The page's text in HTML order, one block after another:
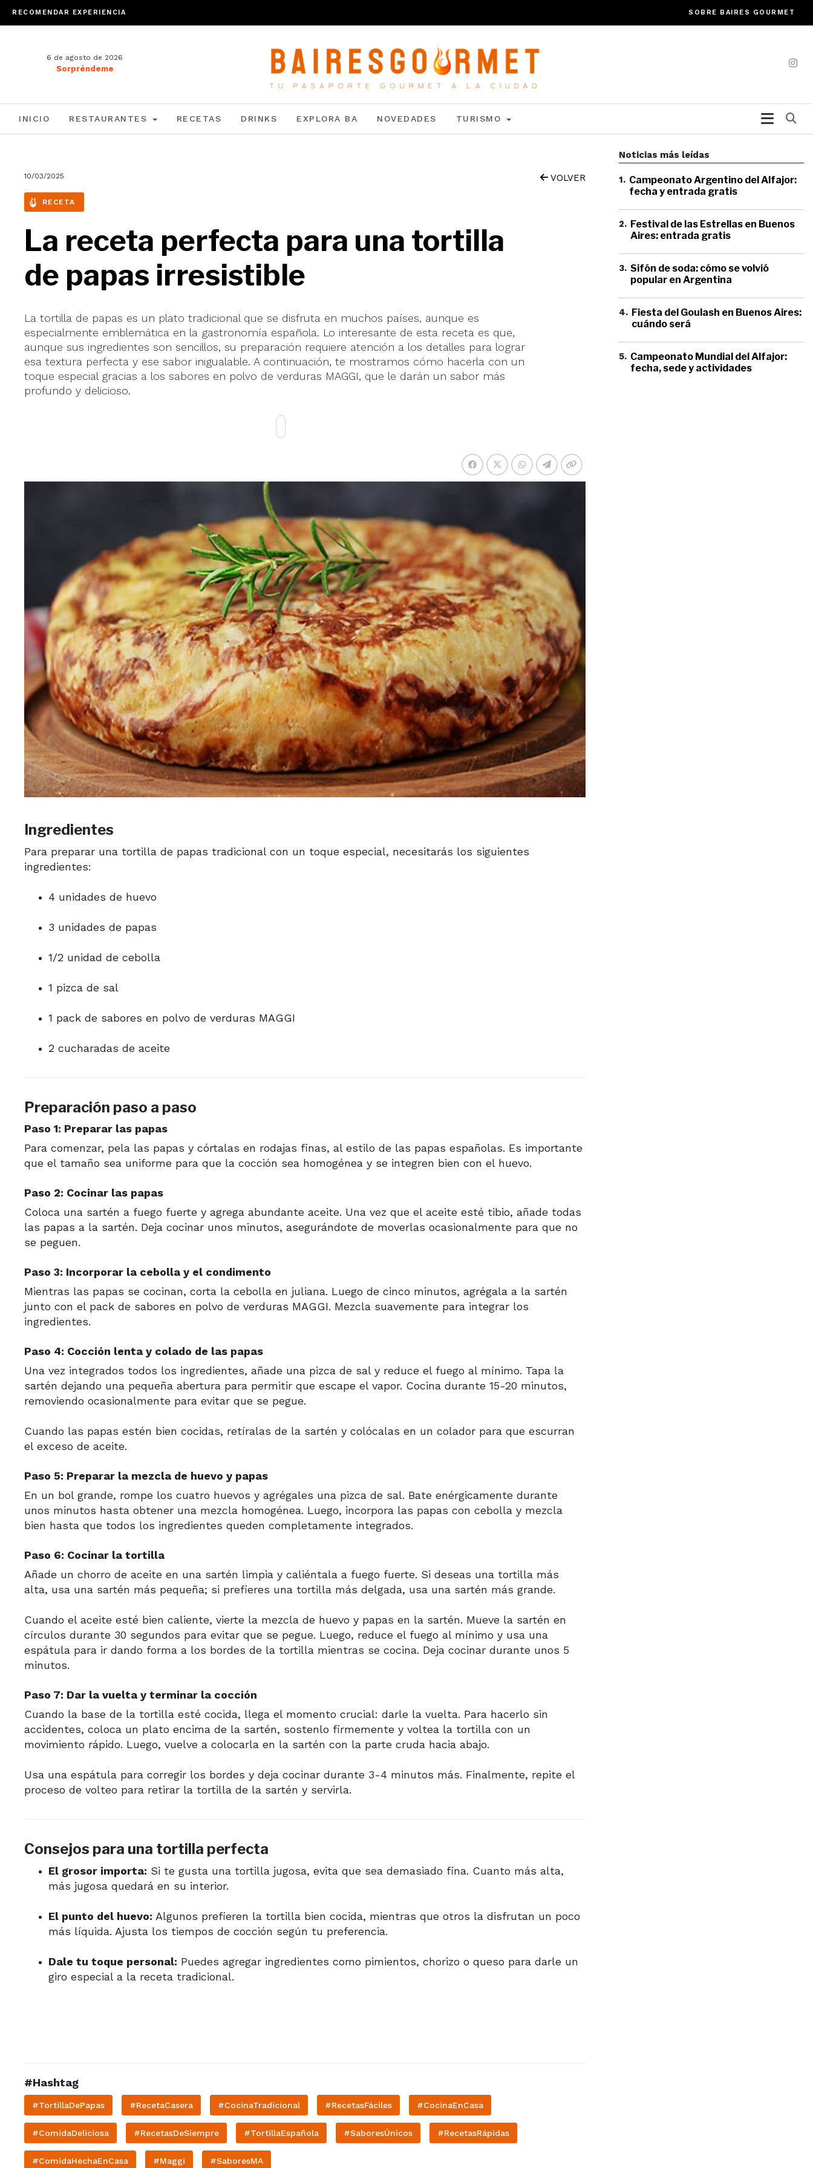
RECOMENDAR EXPERIENCIA SOBRE BAIRES GOURMET
6 de agosto de 2026
Sorpréndeme
INICIO RESTAURANTES RECETAS DRINKS EXPLORA BA NOVEDADES TURISMO
10/03/2025 VOLVER
RECETA
La receta perfecta para una tortilla
de papas irresistible
La tortilla de papas es un plato tradicional que se disfruta en muchos países, aunque es
especialmente emblemática en la gastronomía española. Lo interesante de esta receta es que,
aunque sus ingredientes son sencillos, su preparación requiere atención a los detalles para lograr
esa textura perfecta y ese sabor inigualable. A continuación, te mostramos cómo hacerla con un
toque especial gracias a los sabores en polvo de verduras MAGGI, que le darán un sabor más
profundo y delicioso.
Ingredientes
Para preparar una tortilla de papas tradicional con un toque especial, necesitarás los siguientes
ingredientes:
4 unidades de huevo
3 unidades de papas
1/2 unidad de cebolla
1 pizca de sal
1 pack de sabores en polvo de verduras MAGGI
2 cucharadas de aceite
Preparación paso a paso
Paso 1: Preparar las papas
Para comenzar, pela las papas y córtalas en rodajas finas, al estilo de las papas españolas. Es importante
que el tamaño sea uniforme para que la cocción sea homogénea y se integren bien con el huevo.
Paso 2: Cocinar las papas
Coloca una sartén a fuego fuerte y agrega abundante aceite. Una vez que el aceite esté tibio, añade todas
las papas a la sartén. Deja cocinar unos minutos, asegurándote de moverlas ocasionalmente para que no
se peguen.
Paso 3: Incorporar la cebolla y el condimento
Mientras las papas se cocinan, corta la cebolla en juliana. Luego de cinco minutos, agrégala a la sartén
junto con el pack de sabores en polvo de verduras MAGGI. Mezcla suavemente para integrar los
ingredientes.
Paso 4: Cocción lenta y colado de las papas
Una vez integrados todos los ingredientes, añade una pizca de sal y reduce el fuego al mínimo. Tapa la
sartén dejando una pequeña abertura para permitir que escape el vapor. Cocina durante 15-20 minutos,
removiendo ocasionalmente para evitar que se pegue.
Cuando las papas estén bien cocidas, retíralas de la sartén y colócalas en un colador para que escurran
el exceso de aceite.
Paso 5: Preparar la mezcla de huevo y papas
En un bol grande, rompe los cuatro huevos y agrégales una pizca de sal. Bate enérgicamente durante
unos minutos hasta obtener una mezcla homogénea. Luego, incorpora las papas con cebolla y mezcla
bien hasta que todos los ingredientes queden completamente integrados.
Paso 6: Cocinar la tortilla
Añade un chorro de aceite en una sartén limpia y caliéntala a fuego fuerte. Si deseas una tortilla más
alta, usa una sartén más pequeña; si prefieres una tortilla más delgada, usa una sartén más grande.
Cuando el aceite esté bien caliente, vierte la mezcla de huevo y papas en la sartén. Mueve la sartén en
círculos durante 30 segundos para evitar que se pegue. Luego, reduce el fuego al mínimo y usa una
espátula para ir dando forma a los bordes de la tortilla mientras se cocina. Deja cocinar durante unos 5
minutos.
Paso 7: Dar la vuelta y terminar la cocción
Cuando la base de la tortilla esté cocida, llega el momento crucial: darle la vuelta. Para hacerlo sin
accidentes, coloca un plato encima de la sartén, sostenlo firmemente y voltea la tortilla con un
movimiento rápido. Luego, vuelve a colocarla en la sartén con la parte cruda hacia abajo.
Usa una espátula para corregir los bordes y deja cocinar durante 3-4 minutos más. Finalmente, repite el
proceso de volteo para retirar la tortilla de la sartén y servirla.
Consejos para una tortilla perfecta
El grosor importa: Si te gusta una tortilla jugosa, evita que sea demasiado fina. Cuanto más alta,
más jugosa quedará en su interior.
El punto del huevo: Algunos prefieren la tortilla bien cocida, mientras que otros la disfrutan un poco
más líquida. Ajusta los tiempos de cocción según tu preferencia.
Dale tu toque personal: Puedes agregar ingredientes como pimientos, chorizo o queso para darle un
giro especial a la receta tradicional.
#Hashtag
#TortillaDePapas #RecetaCasera #CocinaTradicional #RecetasFáciles #CocinaEnCasa
#ComidaDeliciosa #RecetasDeSiempre #TortillaEspañola #SaboresÚnicos #RecetasRápidas
#ComidaHechaEnCasa #Maggi #SaboresMA
Noticias más leídas
1. Campeonato Argentino del Alfajor:
fecha y entrada gratis
2. Festival de las Estrellas en Buenos
Aires: entrada gratis
3. Sifón de soda: cómo se volvió
popular en Argentina
4. Fiesta del Goulash en Buenos Aires:
cuándo será
5. Campeonato Mundial del Alfajor:
fecha, sede y actividades